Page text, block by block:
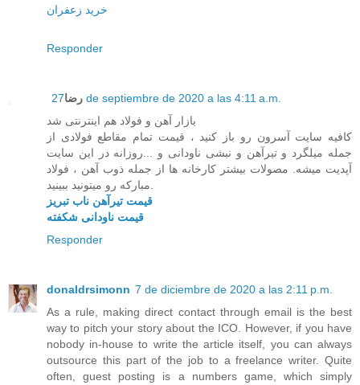
خرید زعفران
Responder
رضا 27 de septiembre de 2020 a las 4:11 a.m.
بازار آهن و فولاد هم اینترنتی شد
کافیه سایت آسرون رو باز کنید ، قیمت تمام مقاطع فولادی از
جمله میلگرد و تیرآهن و نبشی ناودانی و ...روزانه در این سایت
آپدیت میشه. مصولات بیشتر کارخانه ها از جمله ذوب آهن ، فولاد
مبارکه رو میتونید ببینید.
قیمت تیرآهن ناب تبریز
قیمت ناودانی شکفته
Responder
donaldrsimonn 7 de diciembre de 2020 a las 2:11 p.m.
As a rule, making direct contact through email is the best
way to pitch your story about the ICO. However, if you have
nobody in-house to write the article itself, you can always
outsource this part of the job to a freelance writer. Quite
often, guest posting is a numbers game, which simply